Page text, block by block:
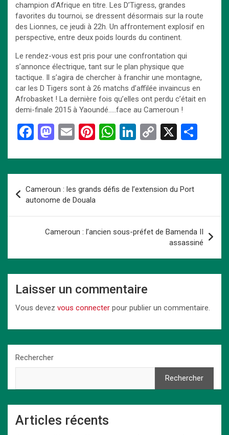
champion d’Afrique en titre. Les D’Tigress, grandes
favorites du tournoi, se dressent désormais sur la route
des Lionnes, ce jeudi à 22h. Un affrontement explosif en
perspective, entre deux poids lourds du continent.
Le rendez-vous est pris pour une confrontation qui
s’annonce électrique, tant sur le plan physique que
tactique. Il s’agira de chercher à franchir une montagne,
car les D Tigers sont à 26 matchs d’affilée invaincus en
Afrobasket ! La dernière fois qu’elles ont perdu c’était en
demi-finale 2015 à Yaoundé…..face au Cameroun !
F
ce
o
o
M
st
d
o
n
E
ail
Pi
er
es
t
W
at
A
p
p
Li
ke
n
C
py
Li
n
k
X
ta
de
l’article
Cameroun : les grands défis de l’extension du Port
autonome de Douala
Cameroun : l’ancien sous-préfet de Bamenda II
assassiné
Laisser un commentaire
Vous devez vous connecter pour publier un commentaire.
Rechercher
Rechercher
Articles récents